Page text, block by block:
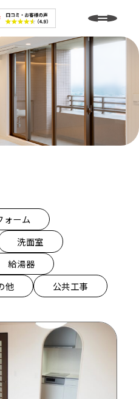
ォーム
洗面室
給湯器
他 公共工事